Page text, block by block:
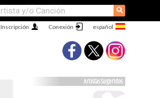
⚲
Conexión
Inscripción
Artistas Sugeridos